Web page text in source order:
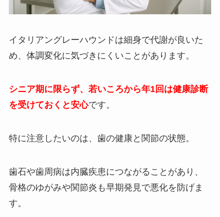
イタリアングレーハウンドは細身で代謝が良いた
め、体調変化に気づきにくいことがあります。
シニア期に限らず、若いころから年1回は健康診断
を受けておくと安心です。
特に注意したいのは、歯の健康と関節の状態。
歯石や歯周病は内臓疾患につながることがあり、
骨格のゆがみや関節炎も早期発見で悪化を防げま
す。